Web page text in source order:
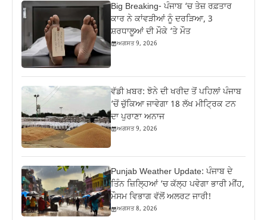
Big Breaking- ਪੰਜਾਬ ‘ਚ ਤੇਜ਼ ਰਫ਼ਤਾਰ
ਕਾਰ ਨੇ ਕਾਂਵੜੀਆਂ ਨੂੰ ਦਰੜਿਆ, 3
ਸ਼ਰਧਾਲੂਆਂ ਦੀ ਮੌਕੇ ‘ਤੇ ਮੌਤ
ਅਗਸਤ 9, 2026
ਵੱਡੀ ਖ਼ਬਰ: ਝੋਨੇ ਦੀ ਖਰੀਦ ਤੋਂ ਪਹਿਲਾਂ ਪੰਜਾਬ
‘ਚੋਂ ਚੁੱਕਿਆ ਜਾਵੇਗਾ 18 ਲੱਖ ਮੀਟ੍ਰਿਕ ਟਨ
ਦਾ ਪੁਰਾਣਾ ਅਨਾਜ
ਅਗਸਤ 9, 2026
Punjab Weather Update: ਪੰਜਾਬ ਦੇ
ਤਿੰਨ ਜ਼‍ਿਲ੍ਹਿਆਂ ‘ਚ ਕੱਲ੍ਹ ਪਵੇਗਾ ਭਾਰੀ ਮੀਂਹ,
ਮੌਸਮ ਵਿਭਾਗ ਵੱਲੋਂ ਅਲਰਟ ਜਾਰੀ!
ਅਗਸਤ 8, 2026